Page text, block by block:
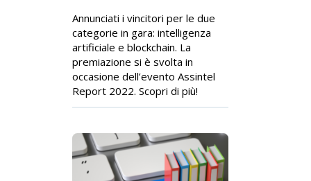
Annunciati i vincitori per le due
categorie in gara: intelligenza
artificiale e blockchain. La
premiazione si è svolta in
occasione dell’evento Assintel
Report 2022. Scopri di più!